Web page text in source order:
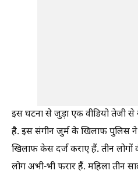
इस घटना से जुड़ा एक वीडियो तेजी से
है. इस संगीन जुर्म के खिलाफ पुलिस
खिलाफ केस दर्ज कराए हैं. तीन लोगों
लोग अभी-भी फरार हैं. महिला तीन